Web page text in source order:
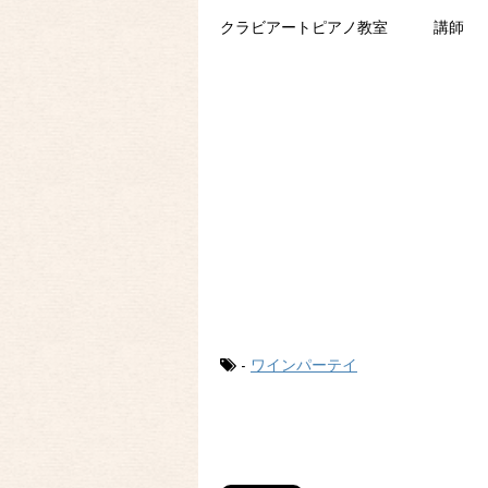
クラビアートピアノ教室 講師
- ワインパーテイ